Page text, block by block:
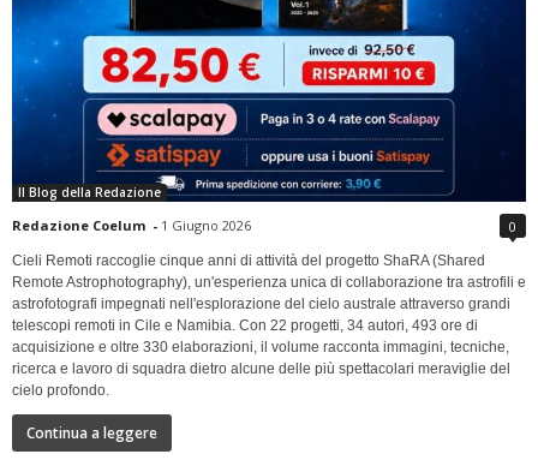
Il Blog della Redazione
Redazione Coelum - 1 Giugno 2026 0
Cieli Remoti raccoglie cinque anni di attività del progetto ShaRA (Shared
Remote Astrophotography), un'esperienza unica di collaborazione tra astrofili e
astrofotografi impegnati nell'esplorazione del cielo australe attraverso grandi
telescopi remoti in Cile e Namibia. Con 22 progetti, 34 autori, 493 ore di
acquisizione e oltre 330 elaborazioni, il volume racconta immagini, tecniche,
ricerca e lavoro di squadra dietro alcune delle più spettacolari meraviglie del
cielo profondo.
Continua a leggere